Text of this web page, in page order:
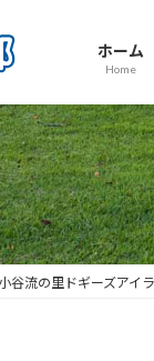
ホーム
Home
谷流の里ドギーズアイ